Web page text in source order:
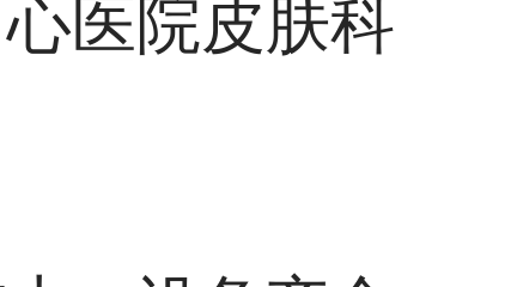
医院皮肤科